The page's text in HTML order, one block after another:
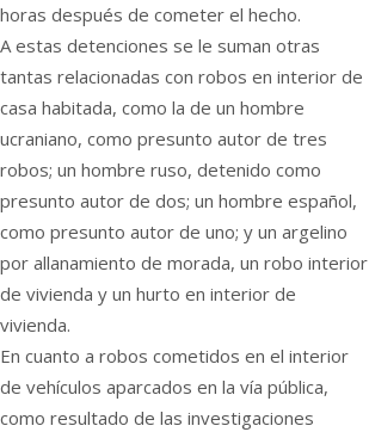
horas después de cometer el hecho.
A estas detenciones se le suman otras
tantas relacionadas con robos en interior de
casa habitada, como la de un hombre
ucraniano, como presunto autor de tres
robos; un hombre ruso, detenido como
presunto autor de dos; un hombre español,
como presunto autor de uno; y un argelino
por allanamiento de morada, un robo interior
de vivienda y un hurto en interior de
vivienda.
En cuanto a robos cometidos en el interior
de vehículos aparcados en la vía pública,
como resultado de las investigaciones